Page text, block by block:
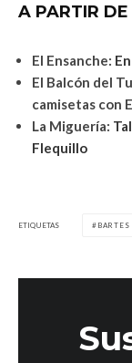
A PARTIR
El Ensanche:
El Balcón del
camisetas con
La Miguería:
Flequillo
ETIQUETAS BARTES